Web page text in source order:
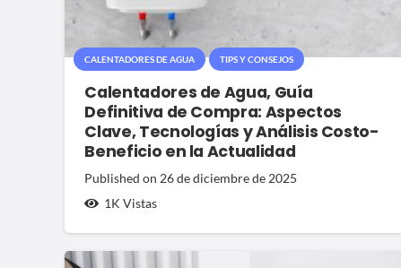
CALENTADORES DE AGUA TIPS Y CONSEJOS
Calentadores de Agua, Guía
Definitiva de Compra: Aspectos
Clave, Tecnologías y Análisis Costo-
Beneficio en la Actualidad
Published on 26 de diciembre de 2025
1K Vistas